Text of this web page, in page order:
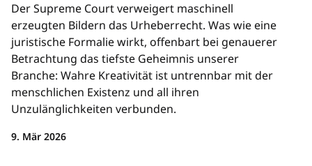
Der Supreme Court verweigert maschinell
erzeugten Bildern das Urheberrecht. Was wie eine
juristische Formalie wirkt, offenbart bei genauerer
Betrachtung das tiefste Geheimnis unserer
Branche: Wahre Kreativität ist untrennbar mit der
menschlichen Existenz und all ihren
Unzulänglichkeiten verbunden.
9. Mär 2026